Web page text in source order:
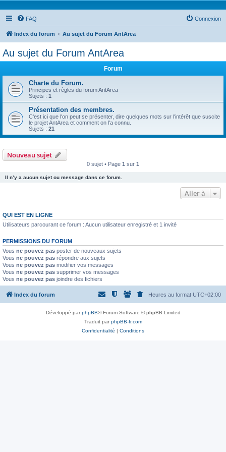
FAQ Connexion
Index du forum Au sujet du Forum AntArea
Au sujet du Forum AntArea
Forum
Charte du Forum.
Principes et règles du forum AntArea
Sujets : 1
Présentation des membres.
C'est ici que l'on peut se présenter, dire quelques mots sur l'intérêt que suscite
le projet AntArea et comment on l'a connu.
Sujets : 21
Nouveau sujet
0 sujet • Page 1 sur 1
Il n’y a aucun sujet ou message dans ce forum.
Aller à
QUI EST EN LIGNE
Utilisateurs parcourant ce forum : Aucun utilisateur enregistré et 1 invité
PERMISSIONS DU FORUM
Vous ne pouvez pas poster de nouveaux sujets
Vous ne pouvez pas répondre aux sujets
Vous ne pouvez pas modifier vos messages
Vous ne pouvez pas supprimer vos messages
Vous ne pouvez pas joindre des fichiers
Index du forum Heures au format UTC+02:00
Développé parphpBB® Forum Software © phpBB Limited
Traduit parphpBB-fr.com
Confidentialité | Conditions